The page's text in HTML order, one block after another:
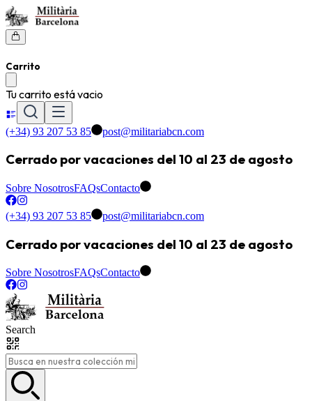
Carrito
Tu carrito está vacio
(+34) 93 207 53 85 post@militariabcn.com
Cerrado por vacaciones del 10 al 23 de agosto
Sobre NosotrosFAQsContacto
(+34) 93 207 53 85 post@militariabcn.com
Cerrado por vacaciones del 10 al 23 de agosto
Sobre NosotrosFAQsContacto
Search